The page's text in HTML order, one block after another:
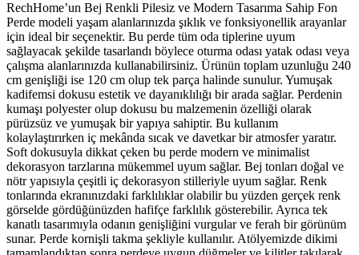
RechHome’un Bej Renkli Pilesiz ve Modern Tasarıma Sahip Fon
Perde modeli yaşam alanlarınızda şıklık ve fonksiyonellik arayanlar
için ideal bir seçenektir. Bu perde tüm oda tiplerine uyum
sağlayacak şekilde tasarlandı böylece oturma odası yatak odası veya
çalışma alanlarınızda kullanabilirsiniz. Ürünün toplam uzunluğu 240
cm genişliği ise 120 cm olup tek parça halinde sunulur. Yumuşak
kadifemsi dokusu estetik ve dayanıklılığı bir arada sağlar. Perdenin
kumaşı polyester olup dokusu bu malzemenin özelliği olarak
pürüzsüz ve yumuşak bir yapıya sahiptir. Bu kullanım
kolaylaştırırken iç mekânda sıcak ve davetkar bir atmosfer yaratır.
Soft dokusuyla dikkat çeken bu perde modern ve minimalist
dekorasyon tarzlarına mükemmel uyum sağlar. Bej tonları doğal ve
nötr yapısıyla çeşitli iç dekorasyon stilleriyle uyum sağlar. Renk
tonlarında ekranınızdaki farklılıklar olabilir bu yüzden gerçek renk
görselde gördüğünüzden hafifçe farklılık gösterebilir. Ayrıca tek
kanatlı tasarımıyla odanın genişliğini vurgular ve ferah bir görünüm
sunar. Perde kornişli takma şekliyle kullanılır. Atölyemizde dikimi